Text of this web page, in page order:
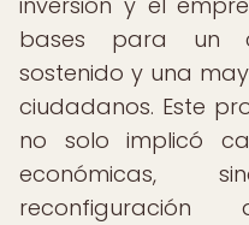
bases para un
sostenido y una
ciudadanos. Este
no solo implicó
económicas,